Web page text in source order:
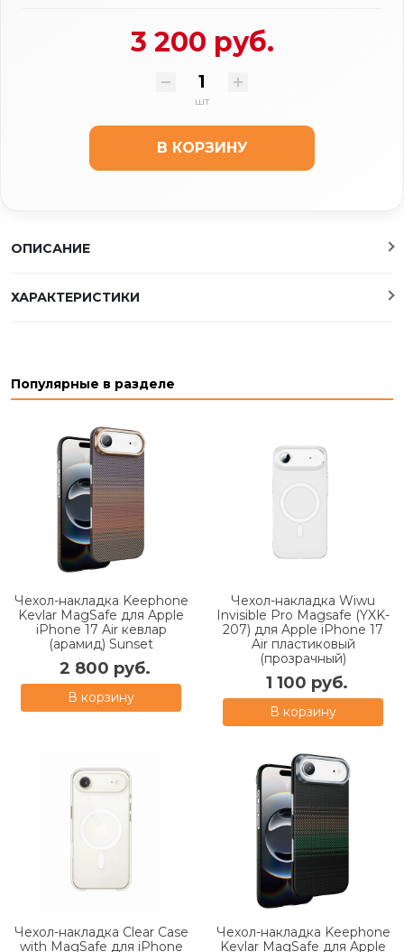
3 200 руб.
шт
В КОРЗИНУ
ОПИСАНИЕ
ХАРАКТЕРИСТИКИ
Популярные в разделе
Чехол-накладка Keephone
Kevlar MagSafe для Apple
iPhone 17 Air кевлар
(арамид) Sunset
2 800 руб.
В корзину
Чехол-накладка Wiwu
Invisible Pro Magsafe (YXK-
207) для Apple iPhone 17
Air пластиковый
(прозрачный)
1 100 руб.
В корзину
Чехол-накладка Clear Case
with MagSafe для iPhone
Чехол-накладка Keephone
Kevlar MagSafe для Apple